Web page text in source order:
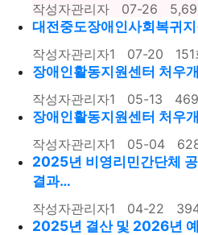
작성자관리자 07-26
대전중도장애인사회복귀
작성자관리자1 07-20 151
장애인활동지원센터 처우
작성자관리자1 05-13 469
장애인활동지원센터 처우
작성자관리자1 05-04
2025년 비영리민간단체
결과…
작성자관리자1 04-22
2025년 결산 및 2026년